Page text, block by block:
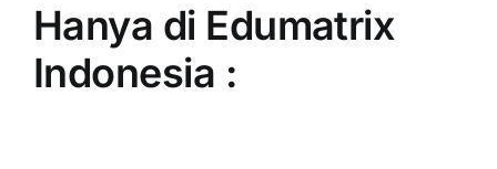
Hanya di Edumatrix
Indonesia :